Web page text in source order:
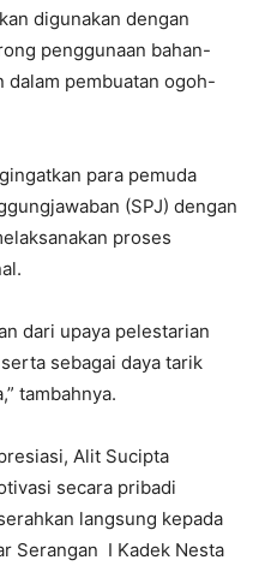
digunakan dengan
penggunaan bahan-
dalam pembuatan ogoh-
para pemuda
(SPJ) dengan
proses
dari upaya pelestarian
sebagai daya tarik
tambahnya.
Alit Sucipta
secara pribadi
langsung kepada
Serangan I Kadek Nesta